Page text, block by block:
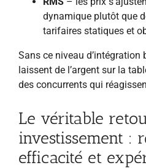
dynamique plutôt que
tarifaires statiques et
Sans ce niveau d’intégration
laissent de l’argent sur la
des concurrents qui
Le véritable
investissement :
efficacité et